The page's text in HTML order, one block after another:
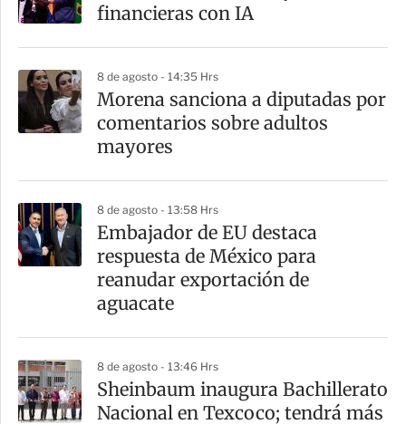
financieras con IA
8 de agosto - 14:35 Hrs
Morena sanciona a diputadas por
comentarios sobre adultos
mayores
8 de agosto - 13:58 Hrs
Embajador de EU destaca
respuesta de México para
reanudar exportación de
aguacate
8 de agosto - 13:46 Hrs
Sheinbaum inaugura Bachillerato
Nacional en Texcoco; tendrá más